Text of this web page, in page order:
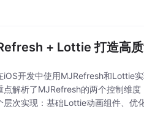
+ Lottie 打造高
iOS开发中使用MJRefresh和Lottie
点解析了MJRefresh的两个控制维
层次实现：基础Lottie动画组件、优